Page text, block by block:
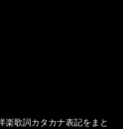
楽歌詞カタカナ表記をまと